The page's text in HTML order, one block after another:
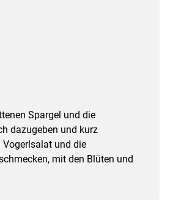
Spargel und die
dazugeben und kurz
und die
mit den Blüten und